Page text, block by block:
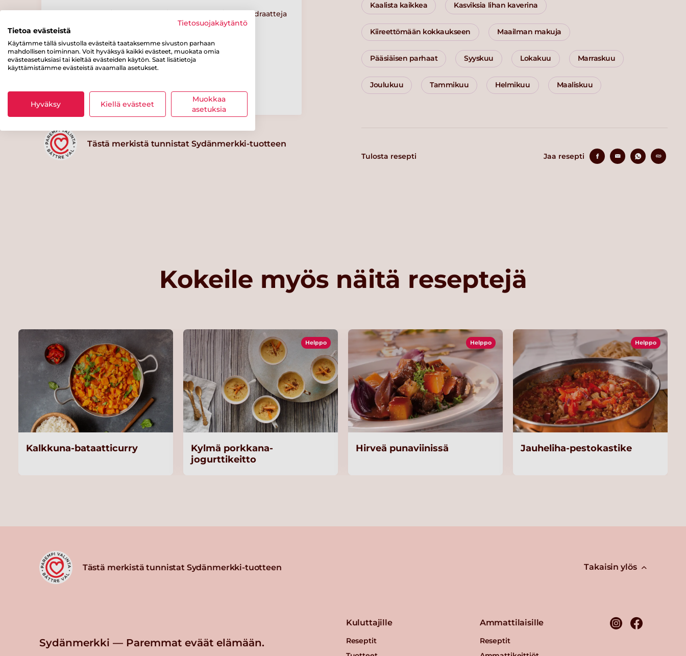
tyydyttynyttä
0.5 g
Hiilihydraatteja
2 g
josta
sokereita
Kuitua
1 g
Proteiinia
Tästä merkistä tunnistat Sydänmerkki-tuotteen
Kaalista kaikkea Kasviksia lihan kaverina
Kiireettömään kokkaukseen Maailman makuja
Pääsiäisen parhaat Syyskuu Lokakuu Marraskuu
Joulukuu Tammikuu Helmikuu Maaliskuu
Tulosta resepti Jaa resepti
Kokeile myös näitä reseptejä
Kalkkuna-bataatticurry
Helppo
Kylmä porkkana-
jogurttikeitto
Helppo
Hirveä punaviinissä
Helppo
Jauheliha-pestokastike
Tästä merkistä tunnistat Sydänmerkki-tuotteen Takaisin ylös
Sydänmerkki — Paremmat eväät elämään.
Kuluttajille
Reseptit
Ammattilaisille
Reseptit
Tietosuojakäytäntö
Tietoa evästeistä
Käytämme tällä sivustolla evästeitä taataksemme sivuston parhaan
mahdollisen toiminnan. Voit hyväksyä kaikki evästeet, muokata omia
evästeasetuksiasi tai kieltää evästeiden käytön. Saat lisätietoja
käyttämistämme evästeistä avaamalla asetukset.
Hyväksy Kiellä evästeet
Muokkaa
asetuksia